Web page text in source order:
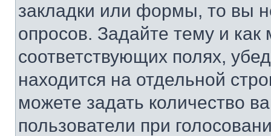
закладки или формы, то вы
опросов. Задайте тему и
соответствующих полях,
находится на отдельной
можете задать количество
пользователи при